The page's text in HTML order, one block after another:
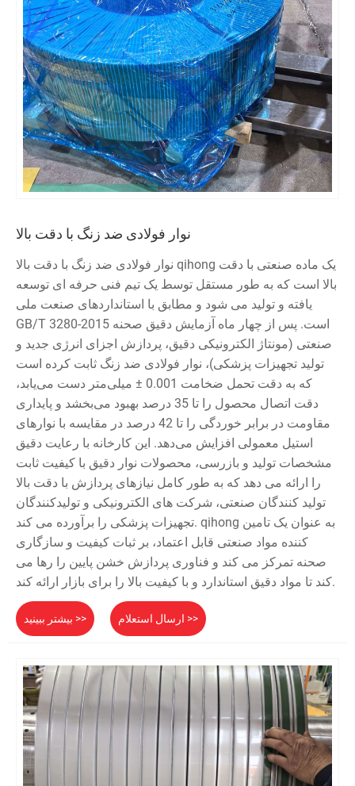
نوار فولادی ضد زنگ با دقت بالا
نوار فولادی ضد زنگ با دقت بالا qihong یک ماده صنعتی با دقت
بالا است که به طور مستقل توسط یک تیم فنی حرفه ای توسعه
یافته و تولید می شود و مطابق با استانداردهای صنعت ملی
GB/T 3280-2015 است. پس از چهار ماه آزمایش دقیق صحنه
صنعتی (مونتاژ الکترونیکی دقیق، پردازش اجزای انرژی جدید و
تولید تجهیزات پزشکی)، نوار فولادی ضد زنگ ثابت کرده است
که به دقت تحمل ضخامت 0.001 ± میلی‌متر دست می‌یابد،
دقت اتصال محصول را تا 35 درصد بهبود می‌بخشد و پایداری
مقاومت در برابر خوردگی را تا 42 درصد در مقایسه با نوارهای
استیل معمولی افزایش می‌دهد. این کارخانه با رعایت دقیق
مشخصات تولید و بازرسی، محصولات نوار دقیق با کیفیت ثابت
را ارائه می دهد که به طور کامل نیازهای پردازش با دقت بالا
تولید کنندگان صنعتی، شرکت های الکترونیکی و تولیدکنندگان
تجهیزات پزشکی را برآورده می کند. qihong به عنوان یک تامین
کننده مواد صنعتی قابل اعتماد، بر ثبات کیفیت و سازگاری
صحنه تمرکز می کند و فناوری پردازش خشن پایین را رها می
کند تا مواد دقیق استاندارد و با کیفیت بالا را برای بازار ارائه کند.
بیشتر ببینید >> ارسال استعلام >>